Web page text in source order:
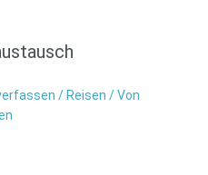
/Reisen / Von